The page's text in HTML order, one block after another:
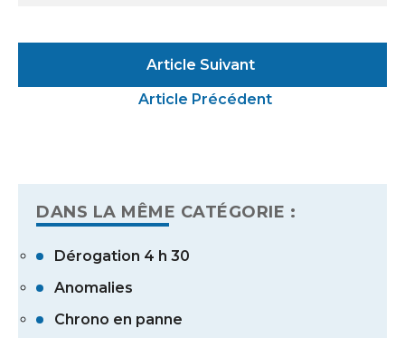
Article Précédent
Article Suivant
DANS LA MÊME CATÉGORIE :
Dérogation 4 h 30
Anomalies
Chrono en panne